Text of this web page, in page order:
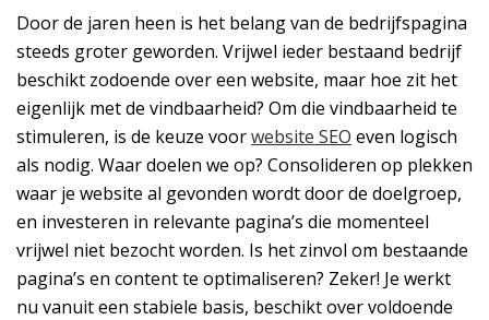
Door de jaren heen is het belang van de bedrijfspagina
steeds groter geworden. Vrijwel ieder bestaand bedrijf
beschikt zodoende over een website, maar hoe zit het
eigenlijk met de vindbaarheid? Om die vindbaarheid te
stimuleren, is de keuze voorwebsite SEO even logisch
als nodig. Waar doelen we op? Consolideren op plekken
waar je website al gevonden wordt door de doelgroep,
en investeren in relevante pagina’s die momenteel
vrijwel niet bezocht worden. Is het zinvol om bestaande
pagina’s en content te optimaliseren? Zeker! Je werkt
nu vanuit een stabiele basis, beschikt over voldoende